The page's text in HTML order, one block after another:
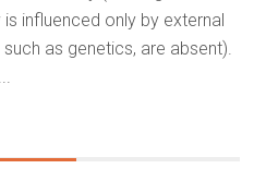
influenced only by external
as genetics, are absent).